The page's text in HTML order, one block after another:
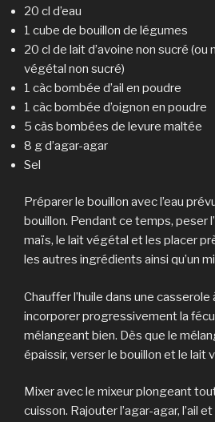
20 cl d’eau
1 cube de bouillon de légumes
20 cl de lait d’avoine non sucré (ou
végétal non sucré)
1 càc bombée d’ail en poudre
1 càc bombée d’oignon en poudre
5 càs bombées de levure maltée
8 g d’agar-agar
Sel
Préparer le bouillon avec l’eau
bouillon. Pendant ce temps, peser
maïs, le lait végétal et les placer
les autres ingrédients ainsi qu’un
Chauffer l’huile dans une
incorporer progressivement la
mélangeant bien. Dès que le
épaissir, verser le bouillon et le lait
Mixer avec le mixeur plongeant
cuisson. Rajouter l’agar-agar, l’ail et